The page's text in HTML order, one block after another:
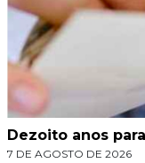
Dezoito anos
7 DE AGOSTO DE 2026